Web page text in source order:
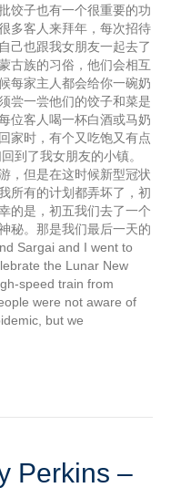
饺子也有一个很重要的功
多客人来拜年，每次招待
己也跟我女朋友一起去了
古族的习俗，他们会相互
每家主人都会给你一碗奶
尝一尝他们的饺子和菜是
位客人喝一杯白酒或马奶
家时，有个又吃饱又有点
到了我女朋友的小镇。
，但是在这时候新型冠状
所有的计划都弄坏了，初
的是，初五我们去了一个
秘。那是我们最后一天的
Sargai and I went to
the Lunar New
speed train from
were not aware of
but we
Perkins –